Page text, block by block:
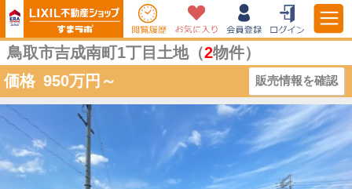
鳥取市吉成南町1丁目土地（2物件）
価格 950万円～ 販売情報を確認